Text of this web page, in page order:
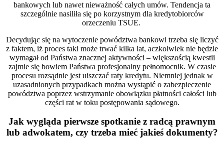
bankowych lub nawet nieważność całych umów. Tendencja ta
szczególnie nasiliła się po korzystnym dla kredytobiorców
orzeczeniu TSUE.
Decydując się na wytoczenie powództwa bankowi trzeba się liczyć
z faktem, iż proces taki może trwać kilka lat, aczkolwiek nie będzie
wymagał od Państwa znacznej aktywności – większością kwestii
zajmie się bowiem Państwa profesjonalny pełnomocnik. W czasie
procesu rozsądnie jest uiszczać raty kredytu. Niemniej jednak w
uzasadnionych przypadkach można wystąpić o zabezpieczenie
powództwa poprzez wstrzymanie obowiązku płatności całości lub
części rat w toku postępowania sądowego.
Jak wygląda pierwsze spotkanie z radcą prawnym
lub adwokatem, czy trzeba mieć jakieś dokumenty?